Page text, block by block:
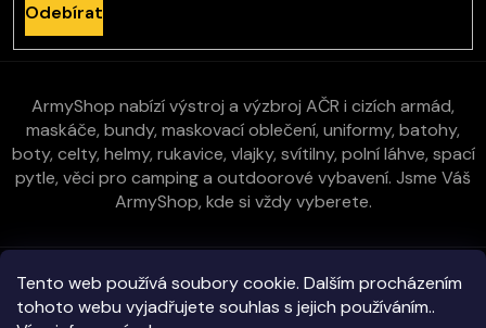
Tento web používá soubory cookie. Dalším procházením
tohoto webu vyjadřujete souhlas s jejich používáním..
Odebírat
ArmyShop nabízí výstroj a výzbroj AČR i cizích armád,
maskáče, bundy, maskovací oblečení, uniformy, batohy,
boty, celty, helmy, rukavice, vlajky, svítilny, polní láhve, spací
pytle, věci pro camping a outdoorové vybavení. Jsme Váš
ArmyShop, kde si vždy vyberete.
Zákaznická péče